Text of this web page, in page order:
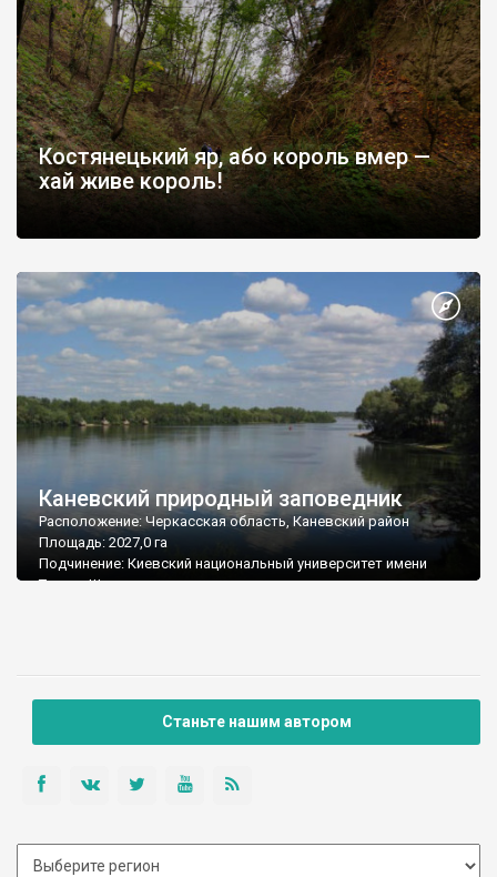
Костянецький яр, або король вмер —
хай живе король!
Каневский природный заповедник
Расположение: Черкасская область, Каневский район
Площадь: 2027,0 га
Подчинение: Киевский национальный университет имени
Тараса Шевченко
Станьте нашим автором